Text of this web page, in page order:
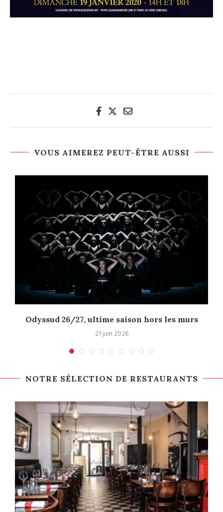
VOUS AIMEREZ PEUT-ÊTRE AUSSI
Odyssud 26/27, ultime saison hors les murs
21 juin 2026
NOTRE SÉLECTION DE RESTAURANTS